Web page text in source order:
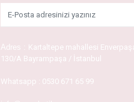
Adres : Kartaltepe mahallesi
130/A Bayrampaşa / İstanbul
Whatsapp : 0530 671 65 99